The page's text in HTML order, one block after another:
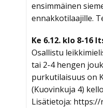
ensimmäinen
ennakkotilaajille.
Ke 6.12. klo 8-16
Osallistu
tai 2-4 hengen
purkutilaisuus on
(Kuovinkuja 4)
Lisätietoja: